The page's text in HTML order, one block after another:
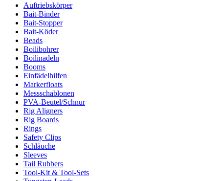
Auftriebskörper
Bait-Binder
Bait-Stopper
Bait-Köder
Beads
Boilibohrer
Boilinadeln
Booms
Einfädelhilfen
Markerfloats
Messschablonen
PVA-Beutel/Schnur
Rig Aligners
Rig Boards
Rings
Safety Clips
Schläuche
Sleeves
Tail Rubbers
Tool-Kit & Tool-Sets